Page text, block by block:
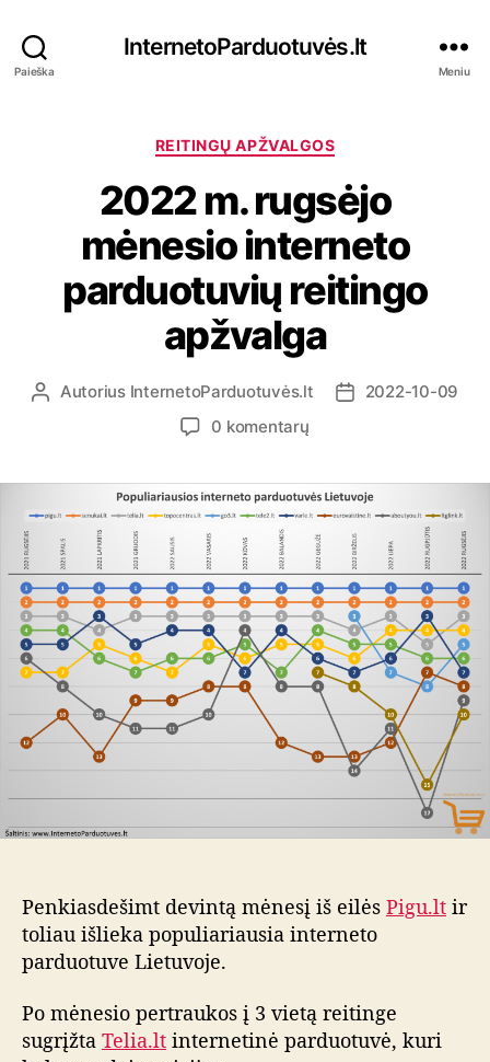
Paieška
InternetoParduotuvės.lt
Meniu
K
e
g
o
r
i
j
REITINGŲ APŽVALGOS
2022 m. rugsėjo
mėnesio interneto
parduotuvių reitingo
apžvalga
Į
o
a
o
r
i
s
Autorius InternetoParduotuvės.lt
Į
o
d
a
a
2022-10-09
0 komentarųį
š
e
2
0
2
2
m
.
r
u
g
s
o
n
e
i
n
Penkiasdešimt devintą mėnesį iš eilės Pigu.lt ir
toliau išlieka populiariausia interneto
parduotuve Lietuvoje.
Po mėnesio pertraukos į 3 vietą reitinge
sugrįžta Telia.lt internetinė parduotuvė, kuri